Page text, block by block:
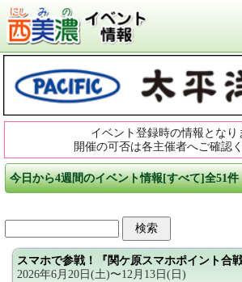
イベント登録時の情報となり
開催の可否は各主催者へご確認く
今日から4週間のイベント情報[すべて]全
スマホで参戦！『関ケ原スマホポイント合戦
2026年6月20日(土)〜12月13日(日)